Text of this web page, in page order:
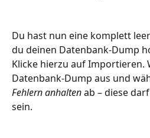
Du hast nun eine komplett
du deinen Datenbank-Dump
Klicke hierzu auf Importieren.
Datenbank-Dump aus und
Fehlern anhalten ab – diese
sein.